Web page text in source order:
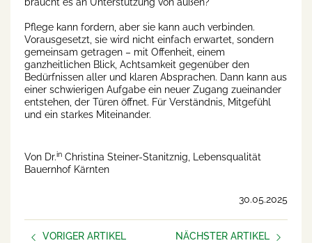
braucht es an Unterstützung von außen?
Pflege kann fordern, aber sie kann auch verbinden.
Vorausgesetzt, sie wird nicht einfach erwartet, sondern
gemeinsam getragen – mit Offenheit, einem
ganzheitlichen Blick, Achtsamkeit gegenüber den
Bedürfnissen aller und klaren Absprachen. Dann kann aus
einer schwierigen Aufgabe ein neuer Zugang zueinander
entstehen, der Türen öffnet. Für Verständnis, Mitgefühl
und ein starkes Miteinander.
Von Dr.in Christina Steiner-Stanitznig, Lebensqualität
Bauernhof Kärnten
30.05.2025
VORIGER ARTIKEL
NÄCHSTER ARTIKEL